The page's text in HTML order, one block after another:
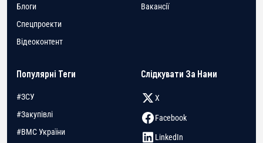
Блоги
Спецпроекти
Відеоконтент
Вакансії
Популярні Теги
#ЗСУ
#Закупівлі
#ВМС України
Слідкувати За Нами
X
Facebook
LinkedIn